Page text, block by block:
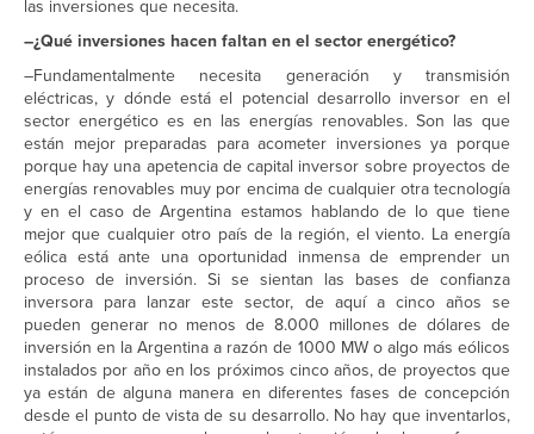
las inversiones que necesita.
–¿Qué inversiones hacen faltan en el sector energético?
–Fundamentalmente necesita generación y transmisión
eléctricas, y dónde está el potencial desarrollo inversor en el
sector energético es en las energías renovables. Son las que
están mejor preparadas para acometer inversiones ya porque
porque hay una apetencia de capital inversor sobre proyectos de
energías renovables muy por encima de cualquier otra tecnología
y en el caso de Argentina estamos hablando de lo que tiene
mejor que cualquier otro país de la región, el viento. La energía
eólica está ante una oportunidad inmensa de emprender un
proceso de inversión. Si se sientan las bases de confianza
inversora para lanzar este sector, de aquí a cinco años se
pueden generar no menos de 8.000 millones de dólares de
inversión en la Argentina a razón de 1000 MW o algo más eólicos
instalados por año en los próximos cinco años, de proyectos que
ya están de alguna manera en diferentes fases de concepción
desde el punto de vista de su desarrollo. No hay que inventarlos,